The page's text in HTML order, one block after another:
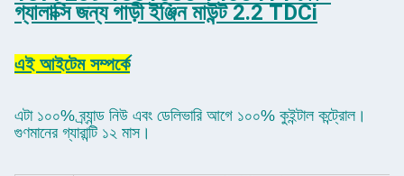
গ্যালাক্সি জন্য গাড়ী ইঞ্জিন মাউন্ট 2.2 TDCi
এই আইটেম সম্পর্কে
এটা ১০০% ব্র্যান্ড নিউ এবং ডেলিভারি আগে ১০০% কুইন্টাল কন্ট্রোল।
গুণমানের গ্যারান্টি ১২ মাস।